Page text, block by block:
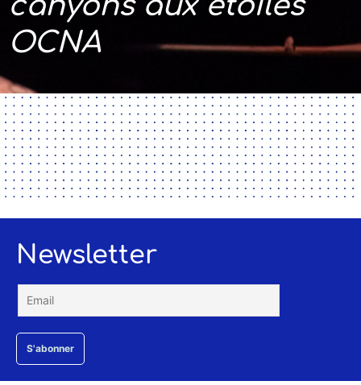
OCNA
Newsletter